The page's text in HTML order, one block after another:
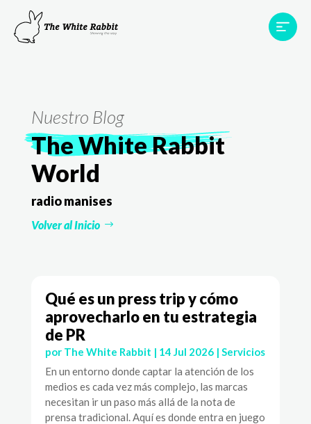
Proyectos
Testimonios
Nuestro Blog
The White Rabbit
World
radio manises
Volver al Inicio
Qué es un press trip y cómo
aprovecharlo en tu estrategia
de PR
por The White Rabbit | 14 Jul 2026| Servicios
En un entorno donde captar la atención de los
medios es cada vez más complejo, las marcas
necesitan ir un paso más allá de la nota de
prensa tradicional. Aquí es donde entra en juego